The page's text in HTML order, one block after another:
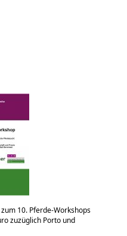
10. Pferde-Workshops
zuzüglich Porto und